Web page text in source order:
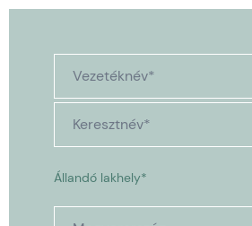
Állandó lakhely*